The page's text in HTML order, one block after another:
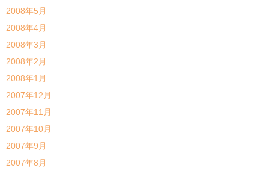
2008年5月
2008年4月
2008年3月
2008年2月
2008年1月
2007年12月
2007年11月
2007年10月
2007年9月
2007年8月